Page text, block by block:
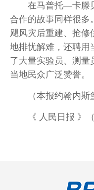
在马普托—卡滕贝
合作的故事同样很多
飓风灾后重建、抢
地排忧解难，还聘用
了大量实验员、测量
当地民众广泛赞誉。
（本报约翰内斯
《 人民日报 》（